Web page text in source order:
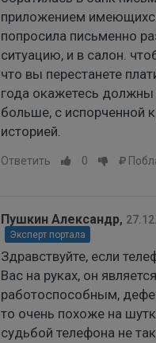
приложением
попросила письменно
ситуацию, и в салон.
что вы перестанете
года окажетесь должны
больше, с испорченной
историей.
Ответить 0
Пушкин Александр,
Эксперт портала
Здравствуйте, если
Вас на руках, он является
работоспособным,
то очень похоже на
судьбой телефона не